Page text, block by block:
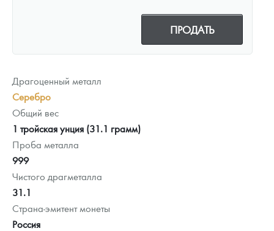
ПРОДАТЬ
Драгоценный металл
Серебро
Общий вес
1 тройская унция (31.1 грамм)
Проба металла
999
Чистого драгметалла
31.1
Страна-эмитент монеты
Россия